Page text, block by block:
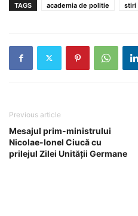
TAGS academia de politie stiri
Previous article
Mesajul prim-ministrului
Nicolae-Ionel Ciucă cu
prilejul Zilei Unității Germane